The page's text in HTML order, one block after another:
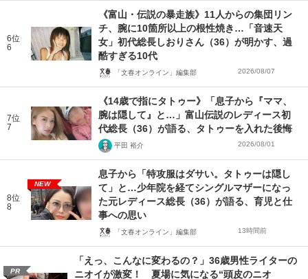
6位
6
《富山・伝説の暴走族》11人からの集団リン
チ、腕に10箇所以上の根性焼き…「音速天
女」初代総長しおりさん（36）が明かす、過
酷すぎる10代
「文春オンライン」編集部 2026/08/07
7位
7
《14歳で指にタトゥー》「息子から『ママ、
腕は隠して』と…」富山伝説のレディース初
代総長（36）が語る、タトゥーを入れた後悔
平田 裕介 2026/08/01
8位
8
NEW
息子から「特攻服はダサい。タトゥーは隠し
て」と…少年院を経てシングルマザーになっ
た元レディース総長（36）が語る、育児と仕
事への思い
「文春オンライン」編集部 13時間前
PR
「えっ、こんなに変わるの？」36歳男性ライターの
ニオイが激変！ 夏場に気になる“頭皮のニオ